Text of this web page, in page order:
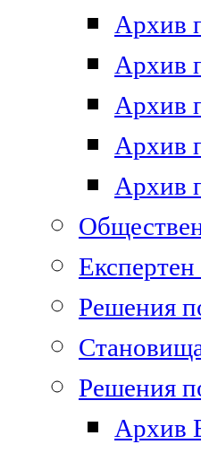
Архив
Архив
Архив
Архив
Архив
Решения
Решения
Архив